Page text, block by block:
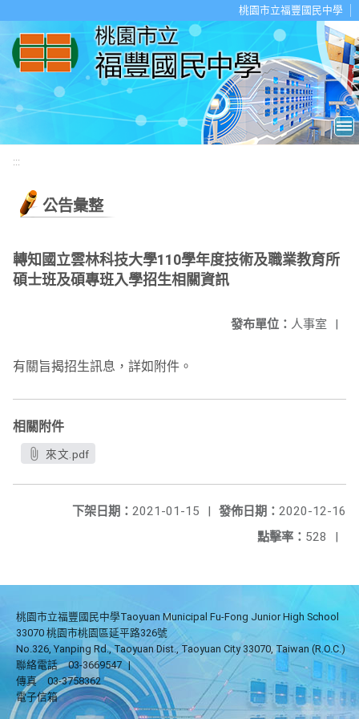
桃園市立福豐國民中學
:::
公告彙整
轉知國立雲林科技大學110學年度技術及職業教育所
碩士班及碩專班入學招生相關資訊
發布單位： 人事室 |
有關旨揭招生訊息，詳如附件。
相關附件
來文.pdf
發佈日期： 2020-12-16
下架日期： 2021-01-15
|
點擊率： 528 |
桃園市立福豐國民中學Taoyuan Municipal Fu-Fong Junior High School
33070 桃園市桃園區延平路326號
No.326, Yanping Rd., Taoyuan Dist., Taoyuan City 33070, Taiwan (R.O.C.)
聯絡電話
03-3669547 |
傳真
03-3758362
電子信箱